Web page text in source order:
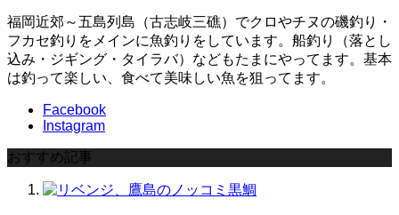
福岡近郊～五島列島（古志岐三礁）でクロやチヌの磯釣り・
フカセ釣りをメインに魚釣りをしています。船釣り（落とし
込み・ジギング・タイラバ）などもたまにやってます。基本
は釣って楽しい、食べて美味しい魚を狙ってます。
Facebook
Instagram
おすすめ記事